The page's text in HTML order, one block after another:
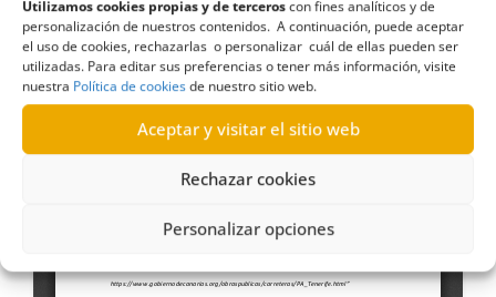
Utilizamos cookies propias y de terceroscon fines analíticos y de
personalización de nuestros contenidos. A continuación, puede aceptar
el uso de cookies, rechazarlas o personalizar cuál de ellas pueden ser
utilizadas. Para editar sus preferencias o tener más información, visite
nuestra Política de cookiesde nuestro sitio web.
Aceptar y visitar el sitio web
Rechazar cookies
Personalizar opciones